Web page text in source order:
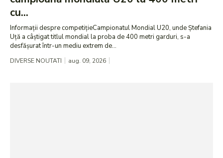
cu...
Informații despre competițieCampionatul Mondial U20, unde Ștefania
Uță a câștigat titlul mondial la proba de 400 metri garduri, s-a
desfășurat într-un mediu extrem de...
DIVERSE NOUTATI aug. 09, 2026